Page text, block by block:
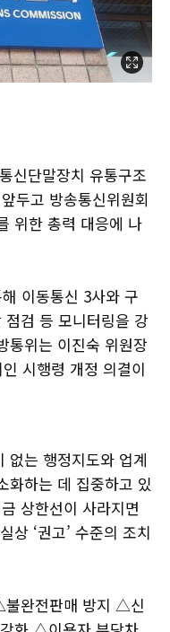
신단말장치 유통구조
두고 방송통신위원회
위한 총력 대응에 나
이동통신 3사와 구
검 등 모니터링을 강
통위는 이진숙 위원장
시행령 개정 의결이
없는 행정지도와 업계
화하는 데 집중하고 있
상한선이 사라지면
상 ‘권고’ 수준의 조치
완전판매 방지 △신